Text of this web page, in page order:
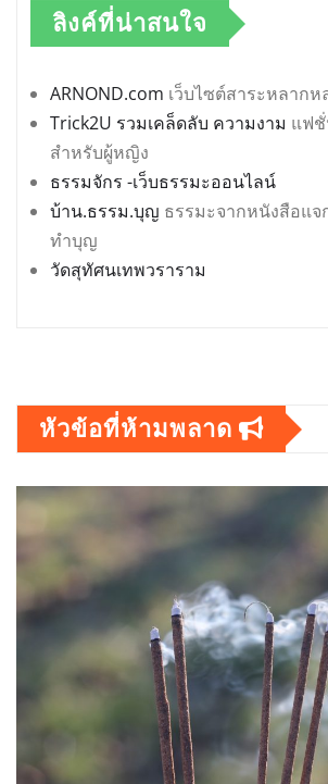
ลิงค์ที่น่าสนใจ
ARNOND.com เว็บไซต์สาระหลากห
Trick2U รวมเคล็ดลับ ความงาม แฟ
สำหรับผู้หญิง
ธรรมจักร -เว็บธรรมะออนไลน์
บ้าน.ธรรม.บุญ ธรรมะจากหนังสือแจ
ทำบุญ
วัดสุทัศนเทพวราราม
หัวข้อที่ห้ามพลาด